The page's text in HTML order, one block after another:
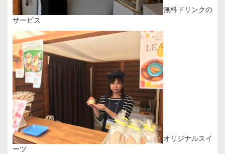
無料ドリンクの
サービス
オリジナルスイ
ーツ